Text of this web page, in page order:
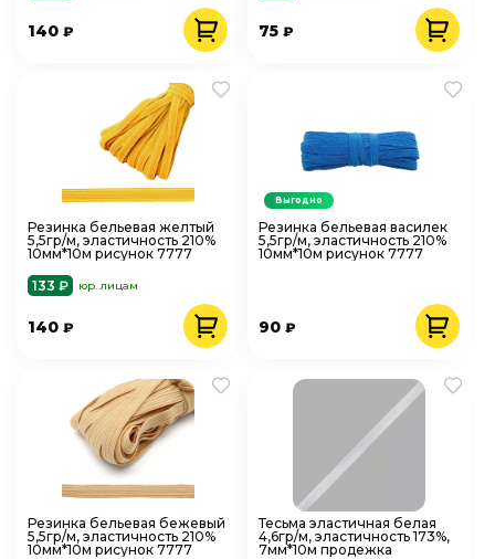
140 ₽ 75₽
Резинка бельевая желтый
5,5гр/м, эластичность 210%
10мм*10м рисунок 7777
133 ₽
юр. лицам
140 ₽
Резинка бельевая василек
5,5гр/м, эластичность 210%
10мм*10м рисунок 7777
90₽
Выгодно
Резинка бельевая бежевый
5,5гр/м, эластичность 210%
10мм*10м рисунок 7777
Тесьма эластичная белая
4,6гр/м, эластичность 173%,
7мм*10м продежка